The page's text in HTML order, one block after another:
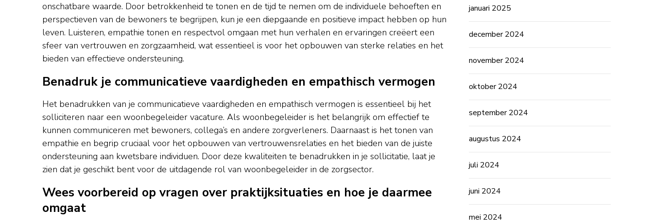
onschatbare waarde. Door betrokkenheid te tonen en de tijd te nemen om de individuele behoeften en
perspectieven van de bewoners te begrijpen, kun je een diepgaande en positieve impact hebben op hun
leven. Luisteren, empathie tonen en respectvol omgaan met hun verhalen en ervaringen creëert een
sfeer van vertrouwen en zorgzaamheid, wat essentieel is voor het opbouwen van sterke relaties en het
bieden van effectieve ondersteuning.
Benadruk je communicatieve vaardigheden en empathisch vermogen
Het benadrukken van je communicatieve vaardigheden en empathisch vermogen is essentieel bij het
solliciteren naar een woonbegeleider vacature. Als woonbegeleider is het belangrijk om effectief te
kunnen communiceren met bewoners, collega’s en andere zorgverleners. Daarnaast is het tonen van
empathie en begrip cruciaal voor het opbouwen van vertrouwensrelaties en het bieden van de juiste
ondersteuning aan kwetsbare individuen. Door deze kwaliteiten te benadrukken in je sollicitatie, laat je
zien dat je geschikt bent voor de uitdagende rol van woonbegeleider in de zorgsector.
Wees voorbereid op vragen over praktijksituaties en hoe je daarmee
omgaat
januari 2025
december 2024
november 2024
oktober 2024
september 2024
augustus 2024
juli 2024
juni 2024
mei 2024